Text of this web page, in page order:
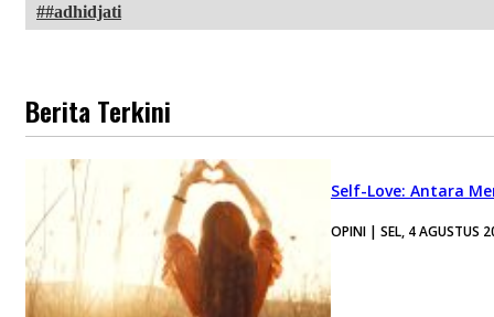
#adhidjati
Berita Terkini
Self-Love: Antara
OPINI | SEL, 4 AGUSTUS